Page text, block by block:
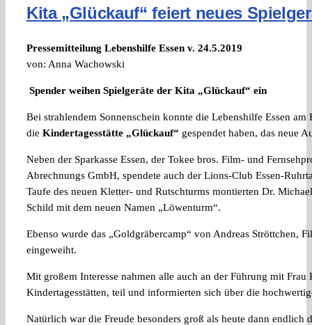
Kita „Glückauf“ feiert neues
Pressemitteilung Lebenshilfe Essen v. 24.5.2019
von: Anna Wachowski
Spender weihen Spielgeräte der Kita „Glückauf“ ein
Bei strahlendem Sonnenschein konnte die Lebenshilfe Essen
die Kindertagesstätte „Glückauf“ gespendet haben, das neue
Neben der Sparkasse Essen, der Tokee bros. Film- und
Abrechnungs GmbH, spendete auch der Lions-Club Essen-
Taufe des neuen Kletter- und Rutschturms montierten Dr.
Schild mit dem neuen Namen „Löwenturm“.
Ebenso wurde das „Goldgräbercamp“ von Andreas Ströttchen,
eingeweiht.
Mit großem Interesse nahmen alle auch an der Führung mit Frau
Kindertagesstätten, teil und informierten sich über die
Natürlich war die Freude besonders groß als heute dann endlich